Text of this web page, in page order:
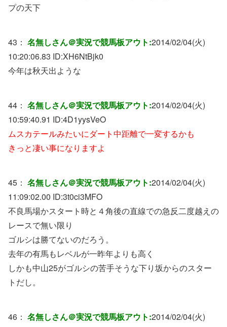
プの天下
43： 名無しさん＠実況で競馬板アウト:2014/02/04(火)
10:20:06.83 ID:XH6NtBjk0
今年は秋天出ような
44： 名無しさん＠実況で競馬板アウト:2014/02/04(火)
10:59:40.91 ID:4D1yysVeO
ムスカテールみたいにダート中距離で一変するかも
きっと凄い事になりますよ
45： 名無しさん＠実況で競馬板アウト:2014/02/04(火)
11:09:02.00 ID:3t0ci3MFO
不良馬場かスタート時と４角後の直線での急反二度越えの
レースで無い限り
ゴルシは勝てないのだろう。
去年の有馬もレベルが一昨年よりも高く
しかも中山25がゴルシの苦手そうな下り坂からのスター
トだし。
46： 名無しさん＠実況で競馬板アウト:2014/02/04(火)